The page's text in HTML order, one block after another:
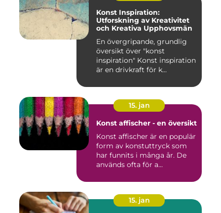
Konst Inspiration:
Utforskning av Kreativitet
och Kreativa Upphovsmän
En övergripande, grundlig
översikt över "konst
inspiration" Konst inspiration
är en drivkraft för k...
15. jan
Konst affischer - en översikt
Konst affischer är en populär
form av konstuttryck som
har funnits i många år. De
används ofta för a...
15. jan